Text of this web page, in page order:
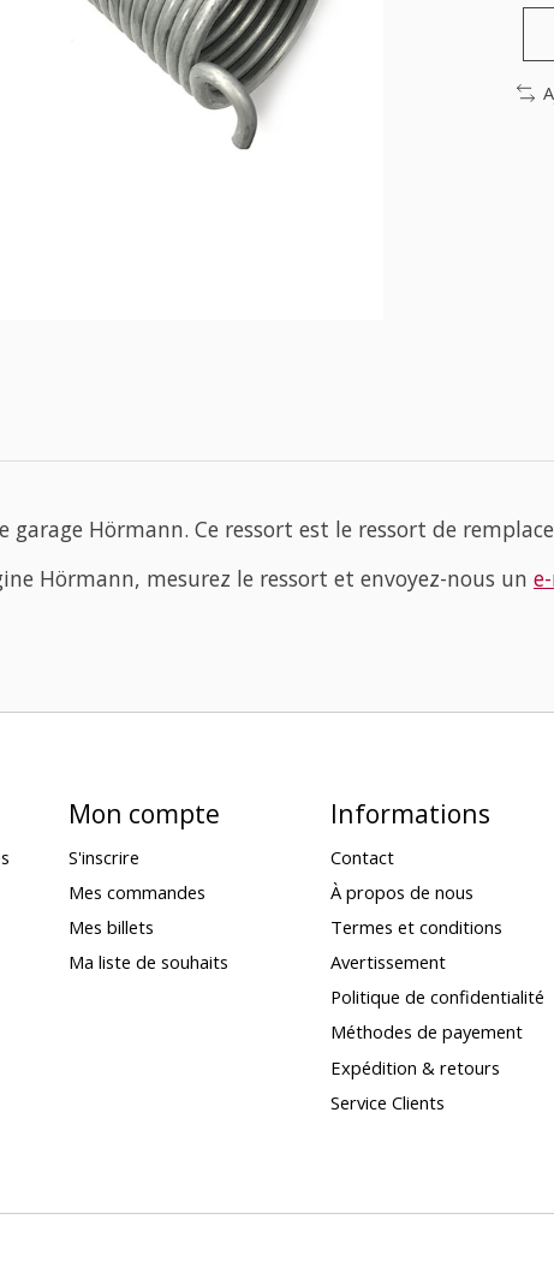
Hörmann. Ce ressort est le ressort de
Hörmann, mesurez le ressort et envoyez-nous un
Mon compte
S'inscrire
Mes commandes
Mes billets
Ma liste de souhaits
Informations
Contact
À propos de nous
Termes et conditions
Avertissement
Politique de confidentialité
Méthodes de payement
Expédition & retours
Service Clients